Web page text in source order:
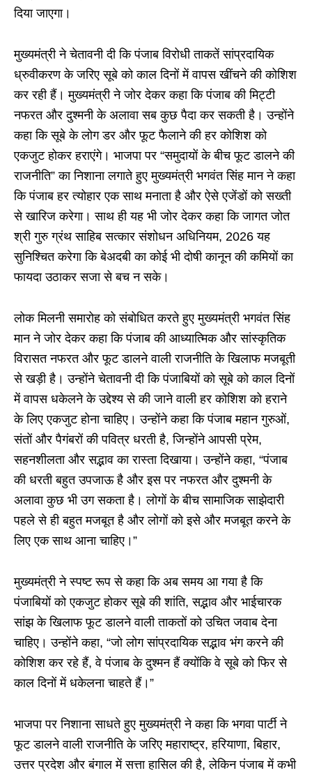
दिया जाएगा।
मुख्यमंत्री ने चेतावनी दी कि पंजाब विरोधी ताकतें सांप्रदायिक
ध्रुवीकरण के जरिए सूबे को काल दिनों में वापस खींचने की कोशिश
कर रही हैं। मुख्यमंत्री ने जोर देकर कहा कि पंजाब की मिट्टी
नफरत और दुश्मनी के अलावा सब कुछ पैदा कर सकती है। उन्होंने
कहा कि सूबे के लोग डर और फूट फैलाने की हर कोशिश को
एकजुट होकर हराएंगे। भाजपा पर “समुदायों के बीच फूट डालने की
राजनीति” का निशाना लगाते हुए मुख्यमंत्री भगवंत सिंह मान ने कहा
कि पंजाब हर त्योहार एक साथ मनाता है और ऐसे एजेंडों को सख्ती
से खारिज करेगा। साथ ही यह भी जोर देकर कहा कि जागत जोत
श्री गुरु ग्रंथ साहिब सत्कार संशोधन अधिनियम, 2026 यह
सुनिश्चित करेगा कि बेअदबी का कोई भी दोषी कानून की कमियों का
फायदा उठाकर सजा से बच न सके।
लोक मिलनी समारोह को संबोधित करते हुए मुख्यमंत्री भगवंत सिंह
मान ने जोर देकर कहा कि पंजाब की आध्यात्मिक और सांस्कृतिक
विरासत नफरत और फूट डालने वाली राजनीति के खिलाफ मजबूती
से खड़ी है। उन्होंने चेतावनी दी कि पंजाबियों को सूबे को काल दिनों
में वापस धकेलने के उद्देश्य से की जाने वाली हर कोशिश को हराने
के लिए एकजुट होना चाहिए। उन्होंने कहा कि पंजाब महान गुरुओं,
संतों और पैगंबरों की पवित्र धरती है, जिन्होंने आपसी प्रेम,
सहनशीलता और सद्भाव का रास्ता दिखाया। उन्होंने कहा, “पंजाब
की धरती बहुत उपजाऊ है और इस पर नफरत और दुश्मनी के
अलावा कुछ भी उग सकता है। लोगों के बीच सामाजिक साझेदारी
पहले से ही बहुत मजबूत है और लोगों को इसे और मजबूत करने के
लिए एक साथ आना चाहिए।”
मुख्यमंत्री ने स्पष्ट रूप से कहा कि अब समय आ गया है कि
पंजाबियों को एकजुट होकर सूबे की शांति, सद्भाव और भाईचारक
सांझ के खिलाफ फूट डालने वाली ताकतों को उचित जवाब देना
चाहिए। उन्होंने कहा, “जो लोग सांप्रदायिक सद्भाव भंग करने की
कोशिश कर रहे हैं, वे पंजाब के दुश्मन हैं क्योंकि वे सूबे को फिर से
काल दिनों में धकेलना चाहते हैं।”
भाजपा पर निशाना साधते हुए मुख्यमंत्री ने कहा कि भगवा पार्टी ने
फूट डालने वाली राजनीति के जरिए महाराष्ट्र, हरियाणा, बिहार,
उत्तर प्रदेश और बंगाल में सत्ता हासिल की है, लेकिन पंजाब में कभी